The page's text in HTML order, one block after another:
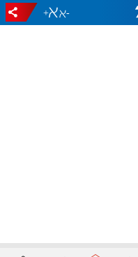
-
+